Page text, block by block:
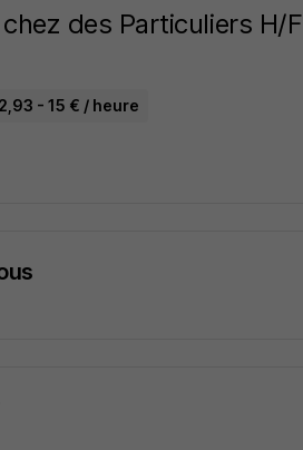
des Particuliers H/F
- 15 € / heure